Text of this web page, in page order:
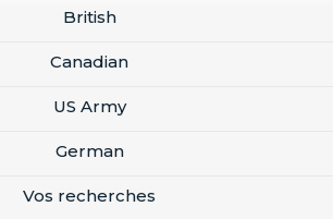
British
Canadian
US Army
German
Vos recherches